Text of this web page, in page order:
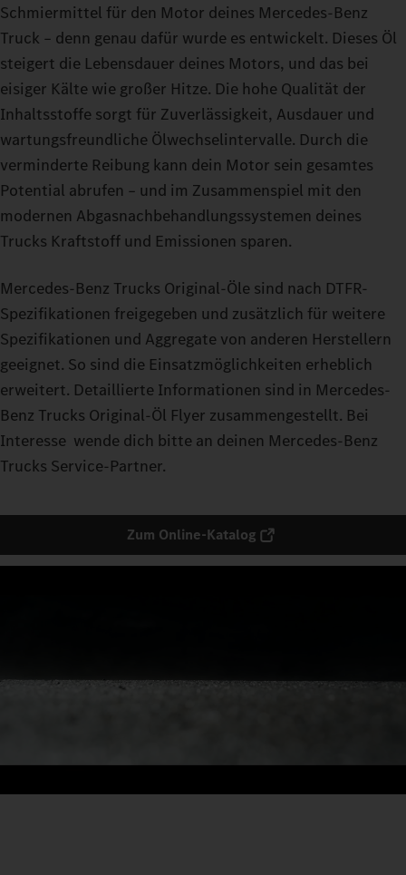
Schmiermittel für den Motor deines Mercedes‑Benz
Truck – denn genau dafür wurde es entwickelt. Dieses Öl
steigert die Lebensdauer deines Motors, und das bei
eisiger Kälte wie großer Hitze. Die hohe Qualität der
Inhaltsstoffe sorgt für Zuverlässigkeit, Ausdauer und
wartungsfreundliche Ölwechselintervalle. Durch die
verminderte Reibung kann dein Motor sein gesamtes
Potential abrufen – und im Zusammenspiel mit den
modernen Abgasnachbehandlungssystemen deines
Trucks Kraftstoff und Emissionen sparen.
Mercedes-Benz Trucks Original-Öle sind nach DTFR-
Spezifikationen freigegeben und zusätzlich für weitere
Spezifikationen und Aggregate von anderen Herstellern
geeignet. So sind die Einsatzmöglichkeiten erheblich
erweitert. Detaillierte Informationen sind in Mercedes-
Benz Trucks Original-Öl Flyer zusammengestellt. Bei
Interesse wende dich bitte an deinen Mercedes‑Benz
Trucks Service‑Partner.
Zum Online-Katalog